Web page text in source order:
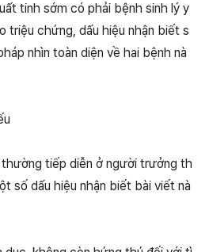
tinh sớm có phải bệnh sinh lý y
triệu chứng, dấu hiệu nhận biết s
nhìn toàn diện về hai bệnh nà
tiếp diễn ở người trưởng th
số dấu hiệu nhận biết bài viết nà